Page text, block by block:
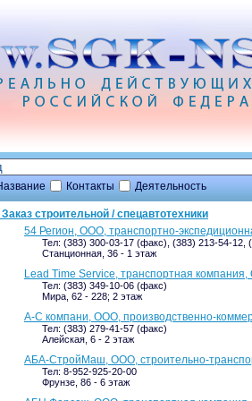
Контакты Деятельность
строительной / спецавтотехники
54 Регион, ООО, транспортно-
Тел: (383) 300-03-17 (факс), (383) 213-54-12,
Станционная, 36 - 1 этаж
Lead Time Service, транспортная
Тел: (383) 349-10-06 (факс)
Мира, 62 - 228; 2 этаж
А-С компани, ООО, производственно-
Тел: (383) 279-41-57 (факс)
Алейская, 6 - 2 этаж
АБА-СтройМаш, ООО, строительно-
Тел: 8-952-925-20-00
Фрунзе, 86 - 6 этаж